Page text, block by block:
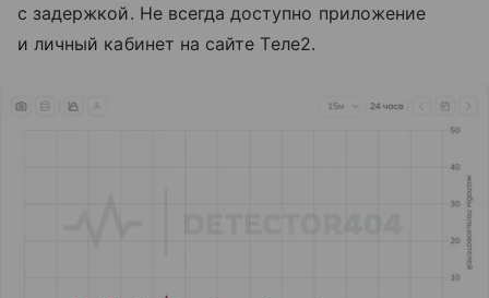
с задержкой. Не всегда доступно приложение
и личный кабинет на сайте Tеле2.